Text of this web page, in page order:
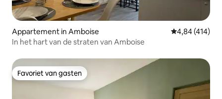
Appartement in Amboise Gemiddelde
4,84 (414)
In het hart van de straten van Amboise
Favoriet van gasten
Favoriet van gasten